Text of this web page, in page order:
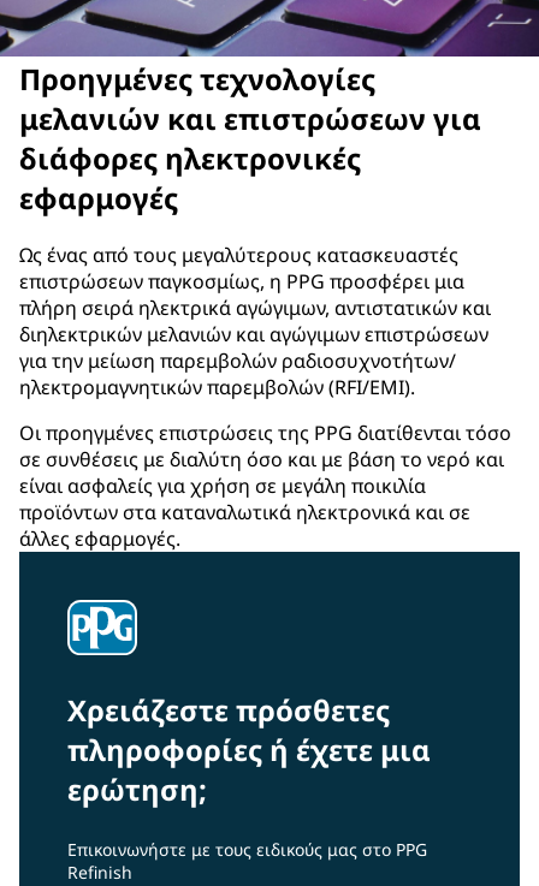
Προηγμένες τεχνολογίες
μελανιών και επιστρώσεων για
διάφορες ηλεκτρονικές
εφαρμογές
Ως ένας από τους μεγαλύτερους κατασκευαστές
επιστρώσεων παγκοσμίως, η PPG προσφέρει μια
πλήρη σειρά ηλεκτρικά αγώγιμων, αντιστατικών και
διηλεκτρικών μελανιών και αγώγιμων επιστρώσεων
για την μείωση παρεμβολών ραδιοσυχνοτήτων/
ηλεκτρομαγνητικών παρεμβολών (RFI/EMI).
Οι προηγμένες επιστρώσεις της PPG διατίθενται τόσο
σε συνθέσεις με διαλύτη όσο και με βάση το νερό και
είναι ασφαλείς για χρήση σε μεγάλη ποικιλία
προϊόντων στα καταναλωτικά ηλεκτρονικά και σε
άλλες εφαρμογές.
Χρειάζεστε πρόσθετες
πληροφορίες ή έχετε μια
ερώτηση;
Επικοινωνήστε με τους ειδικούς μας στο PPG
Refinish